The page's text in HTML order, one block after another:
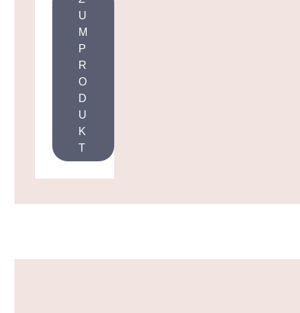
U
M
P
R
O
D
U
K
T